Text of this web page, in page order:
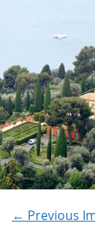
← Previous